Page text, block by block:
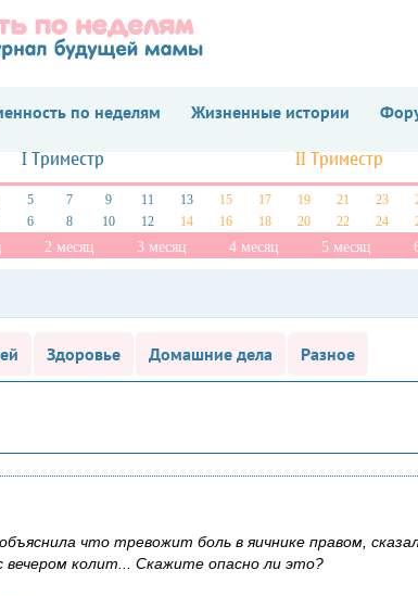
по неделям Жизненные истории
I Триместр II Триместр
5 7 9 11 13 15 17 19 21 23
6 8 10 12 14 16 18 20 22 24
2 месяц 3 месяц 4 месяц 5 месяц
Здоровье Домашние дела Разное
что тревожит боль в яичнике правом,
колит... Скажите опасно ли это?